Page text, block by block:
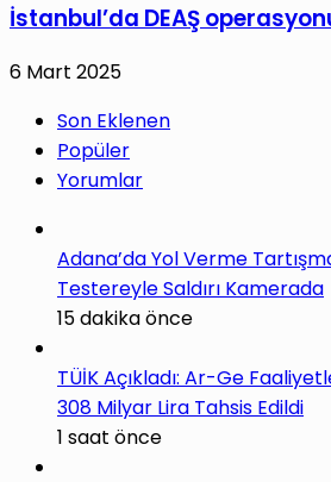
İstanbul’da DEAŞ
6 Mart 2025
Son Eklenen
Popüler
Yorumlar
Adana’da Yol Verme
Testereyle Saldırı Kamerada
15 dakika önce
TÜİK Açıkladı: Ar-Ge
308 Milyar Lira Tahsis Edildi
1 saat önce